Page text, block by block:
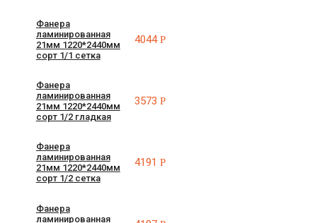
Фанера
ламинированная
21мм 1220*2440мм
сорт 1/1 сетка
4044Р
Фанера
ламинированная
21мм 1220*2440мм
сорт 1/2 гладкая
3573Р
Фанера
ламинированная
21мм 1220*2440мм
сорт 1/2 сетка
4191Р
Фанера
ламинированная